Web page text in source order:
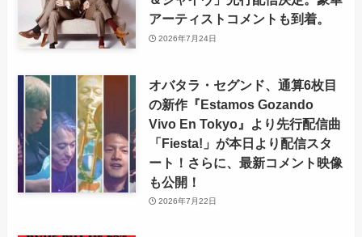
アーティストコメントも到着。
2026年7月24日
オバタラ・セグンド、通算6枚目
の新作『Estamos Gozando
Vivo En Tokyo』より先行配信曲
「Fiesta!」が本日より配信スタ
ート！さらに、最新コメント映像
も公開！
2026年7月22日